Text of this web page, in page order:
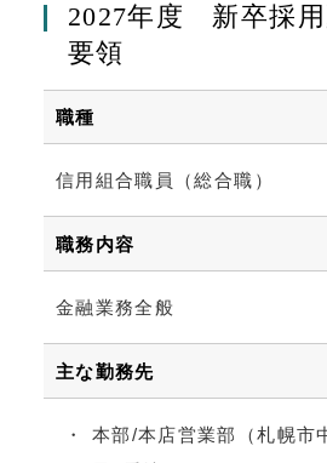
2027年度 新卒採用
要領
職種
信用組合職員（総合職）
職務内容
金融業務全般
主な勤務先
本部/本店営業部（札幌市